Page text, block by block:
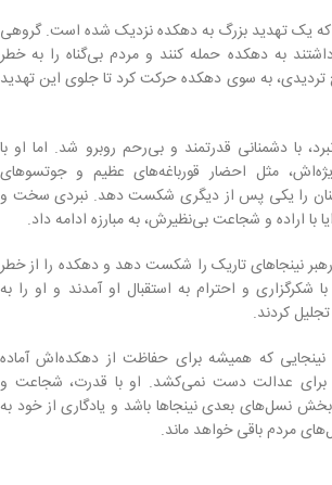
که یک تهدید بزرگ به دهکده نزدیک شده است. گروهی
به دهکده حمله کنند و مردم بی‌گناه را به خطر
تردیدی، به سوی دهکده حرکت کرد تا جلوی این تهدید
با دشمنانی قدرتمند و بی‌رحم روبرو شد. اما او با
مثل احضار قورباغه‌های عظیم و جوتسوهای
را یکی پس از دیگری شکست دهد. نبردی سخت و
با اراده و شجاعت بی‌نظیرش، به مبارزه ادامه داد.
نینجاهای تاریک را شکست دهد و دهکده را از خطر
و احترام به استقبال او آمدند و او را به
کردند.
نینجایی که همیشه برای حفاظت از دهکده‌اش آماده
برای عدالت دست نمی‌کشد. او با قدرت، شجاعت و
نسل‌های بعدی نینجاها باشد و یادگاری از خود به
مردم باقی خواهد ماند.